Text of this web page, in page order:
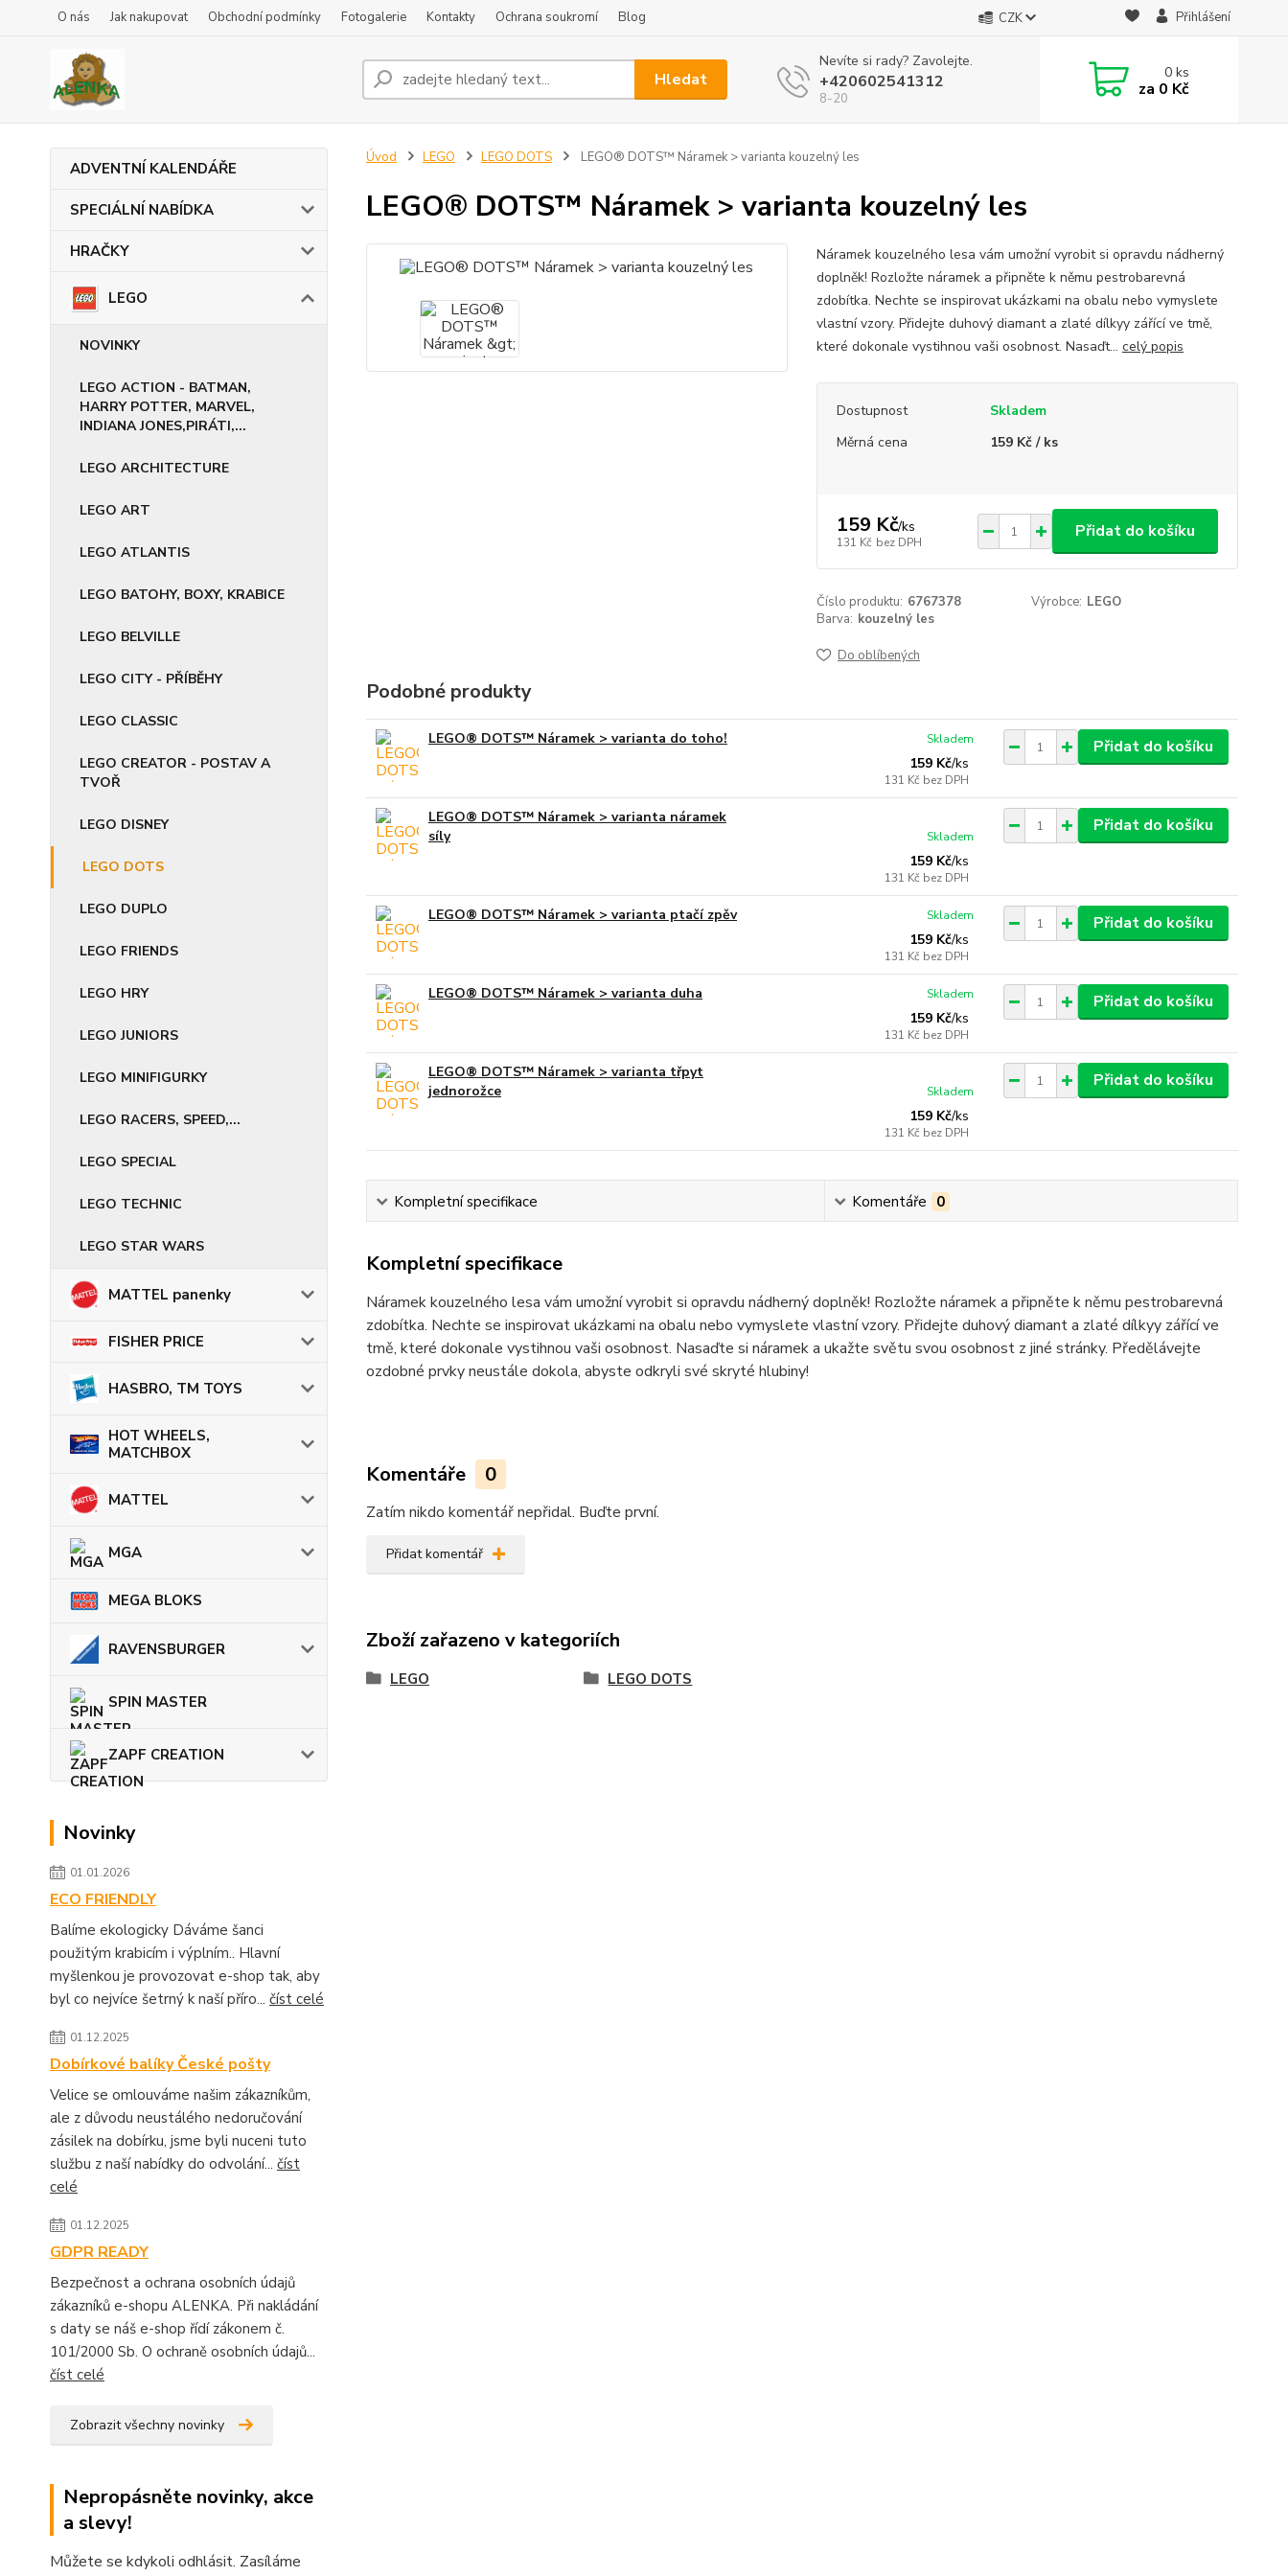
O nás Jak nakupovat Obchodní podmínky Fotogalerie Kontakty Ochrana soukromí Blog CZK Přihlášení
Hledat
Nevíte si rady? Zavolejte.
+420602541312
8-20
0ks
za 0 Kč
ADVENTNÍ KALENDÁŘE
SPECIÁLNÍ NABÍDKA
HRAČKY
LEGO
NOVINKY
LEGO ACTION - BATMAN,
HARRY POTTER, MARVEL,
INDIANA JONES,PIRÁTI,...
LEGO ARCHITECTURE
LEGO ART
LEGO ATLANTIS
LEGO BATOHY, BOXY, KRABICE
LEGO BELVILLE
LEGO CITY - PŘÍBĚHY
LEGO CLASSIC
LEGO CREATOR - POSTAV A
TVOŘ
LEGO DISNEY
LEGO DOTS
LEGO DUPLO
LEGO FRIENDS
LEGO HRY
LEGO JUNIORS
LEGO MINIFIGURKY
LEGO RACERS, SPEED,...
LEGO SPECIAL
LEGO TECHNIC
LEGO STAR WARS
MATTEL panenky
FISHER PRICE
HASBRO, TM TOYS
HOT WHEELS,
MATCHBOX
MATTEL
MGA
MEGA BLOKS
RAVENSBURGER
SPIN MASTER
ZAPF CREATION
Novinky
01.01.2026
ECO FRIENDLY
Balíme ekologicky Dáváme šanci
použitým krabicím i výplním.. Hlavní
myšlenkou je provozovat e-shop tak, aby
byl co nejvíce šetrný k naší příro... číst celé
01.12.2025
Dobírkové balíky České pošty
Velice se omlouváme našim zákazníkům,
ale z důvodu neustálého nedoručování
zásilek na dobírku, jsme byli nuceni tuto
službu z naší nabídky do odvolání... číst
celé
01.12.2025
GDPR READY
Bezpečnost a ochrana osobních údajů
zákazníků e-shopu ALENKA. Při nakládání
s daty se náš e-shop řídí zákonem č.
101/2000 Sb. O ochraně osobních údajů...
číst celé
Zobrazit všechny novinky
Nepropásněte novinky, akce
a slevy!
Můžete se kdykoli odhlásit. Zasíláme
Úvod LEGO LEGO DOTS LEGO® DOTS™ Náramek > varianta kouzelný les
LEGO® DOTS™ Náramek > varianta kouzelný les
Náramek kouzelného lesa vám umožní vyrobit si opravdu nádherný
doplněk! Rozložte náramek a připněte k němu pestrobarevná
zdobítka. Nechte se inspirovat ukázkami na obalu nebo vymyslete
vlastní vzory. Přidejte duhový diamant a zlaté dílkyy zářící ve tmě,
které dokonale vystihnou vaši osobnost. Nasaďt... celý popis
Dostupnost
Skladem
Měrná cena
159 Kč / ks
159 Kč/ks
131 Kč bez DPH
Přidat do košíku
Číslo produktu: 6767378 Výrobce: LEGO
Barva: kouzelný les
Do oblíbených
Podobné produkty
LEGO® DOTS™ Náramek > varianta do toho!
159 Kč/ks
131 Kč bez DPH
Skladem Přidat do košíku
LEGO® DOTS™ Náramek > varianta náramek
síly
159 Kč/ks
131 Kč bez DPH
Skladem
Přidat do košíku
LEGO® DOTS™ Náramek > varianta ptačí zpěv
159 Kč/ks
131 Kč bez DPH
Skladem Přidat do košíku
LEGO® DOTS™ Náramek > varianta duha
159 Kč/ks
131 Kč bez DPH
Skladem Přidat do košíku
LEGO® DOTS™ Náramek > varianta třpyt
jednorožce
159 Kč/ks
131 Kč bez DPH
Skladem
Přidat do košíku
Kompletní specifikace Komentáře 0
Kompletní specifikace
Náramek kouzelného lesa vám umožní vyrobit si opravdu nádherný doplněk! Rozložte náramek a připněte k němu pestrobarevná
zdobítka. Nechte se inspirovat ukázkami na obalu nebo vymyslete vlastní vzory. Přidejte duhový diamant a zlaté dílkyy zářící ve
tmě, které dokonale vystihnou vaši osobnost. Nasaďte si náramek a ukažte světu svou osobnost z jiné stránky. Předělávejte
ozdobné prvky neustále dokola, abyste odkryli své skryté hlubiny!
Komentáře 0
Zatím nikdo komentář nepřidal. Buďte první.
Přidat komentář
Zboží zařazeno v kategoriích
LEGO LEGO DOTS